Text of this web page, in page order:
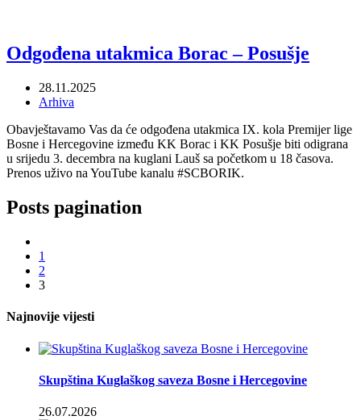
Odgođena utakmica Borac – Posušje
28.11.2025
Arhiva
Obavještavamo Vas da će odgođena utakmica IX. kola Premijer lige
Bosne i Hercegovine između KK Borac i KK Posušje biti odigrana
u srijedu 3. decembra na kuglani Lauš sa početkom u 18 časova.
Prenos uživo na YouTube kanalu #SCBORIK.
Posts pagination
1
2
3
Najnovije vijesti
Skupština Kuglaškog saveza Bosne i Hercegovine
26.07.2026